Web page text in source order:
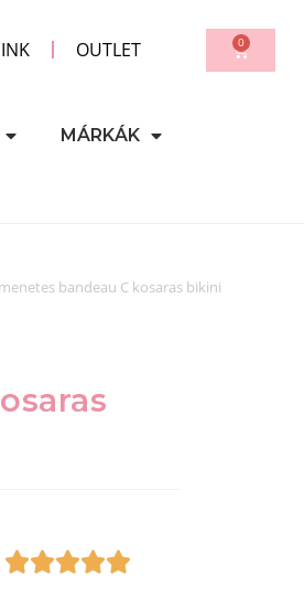
OUTLET 0
MÁRKÁK
bandeau C kosaras bikini
